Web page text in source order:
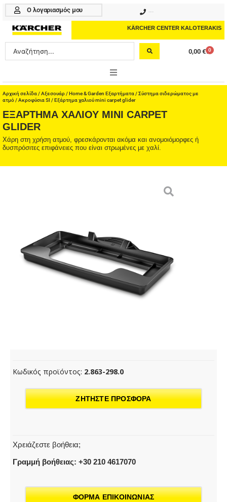
Μετάβαση
περιεχόμενο
Ο λογαριασμός μου
KÄRCHER CENTER KALOTERAKIS
Search
...
0,00 € 0
Cart
ONLINE SHOP
HOME & GARDEN
PROFESSIONAL
Αρχική σελίδα /Αξεσουάρ/Home & Garden Εξαρτήματα /Σύστημα σιδερώματος με
ατμό/Ακροφύσια SI / Εξάρτημα χαλιού mini carpet glider
ΕΞΆΡΤΗΜΑ ΧΑΛΙΟΎ MINI CARPET
GLIDER
Χάρη στη χρήση ατμού, φρεσκάρονται ακόμα και ανομοιόμορφες ή
δυσπρόσιτες επιφάνειες που είναι στρωμένες με χαλί.
Κωδικός προϊόντος: 2.863-298.0
ΖΗΤΗΣΤΕ ΠΡΟΣΦΟΡΑ
Χρειάζεστε βοήθεια;
Γραμμή βοήθειας: +30 210 4617070
ΦΟΡΜΑ ΕΠΙΚΟΙΝΩΝΙΑΣ